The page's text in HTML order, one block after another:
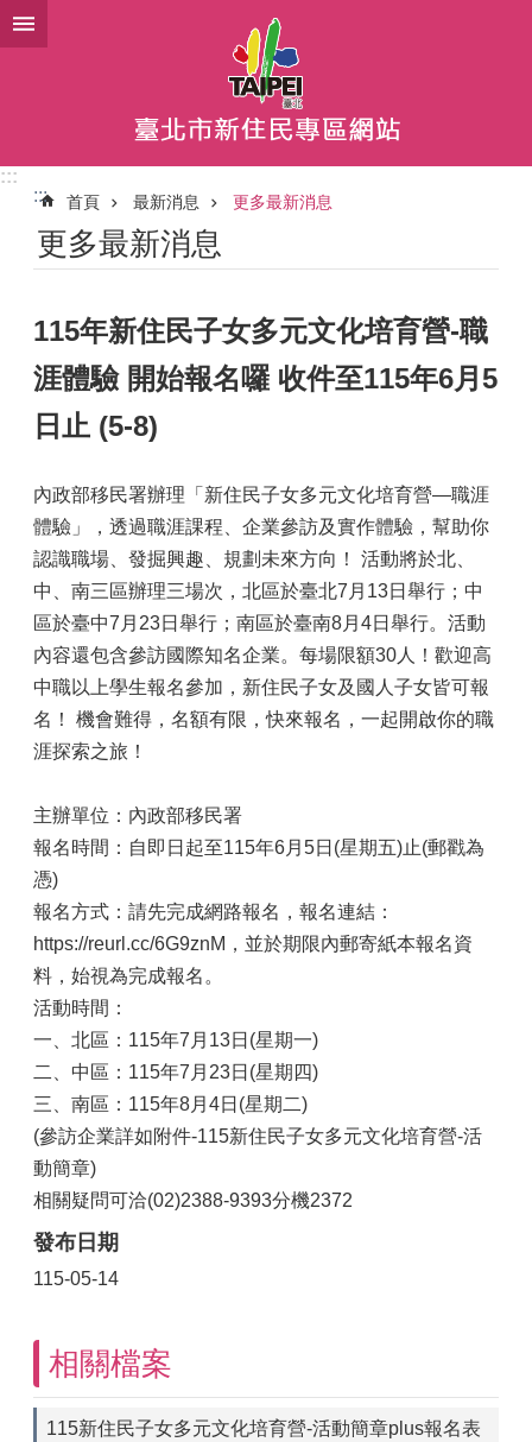
跳到主要內容區塊
:::
:::
首頁 最新消息 更多最新消息
更多最新消息
115年新住民子女多元文化培育營-職
涯體驗 開始報名囉 收件至115年6月5
日止 (5-8)
內政部移民署辦理「新住民子女多元文化培育營—職涯
體驗」，透過職涯課程、企業參訪及實作體驗，幫助你
認識職場、發掘興趣、規劃未來方向！ 活動將於北、
中、南三區辦理三場次，北區於臺北7月13日舉行；中
區於臺中7月23日舉行；南區於臺南8月4日舉行。活動
內容還包含參訪國際知名企業。每場限額30人！歡迎高
中職以上學生報名參加，新住民子女及國人子女皆可報
名！ 機會難得，名額有限，快來報名，一起開啟你的職
涯探索之旅！
主辦單位：內政部移民署
報名時間：自即日起至115年6月5日(星期五)止(郵戳為
憑)
報名方式：請先完成網路報名，報名連結：
https://reurl.cc/6G9znM，並於期限內郵寄紙本報名資
料，始視為完成報名。
活動時間：
一、北區：115年7月13日(星期一)
二、中區：115年7月23日(星期四)
三、南區：115年8月4日(星期二)
(參訪企業詳如附件-115新住民子女多元文化培育營-活
動簡章)
相關疑問可洽(02)2388-9393分機2372
發布日期
115-05-14
相關檔案
115新住民子女多元文化培育營-活動簡章plus報名表